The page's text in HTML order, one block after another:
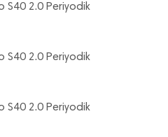
S40 2.0 Periyodik
S40 2.0 Periyodik
S40 2.0 Periyodik